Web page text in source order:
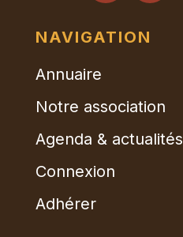
NAVIGATION
Annuaire
Notre association
Agenda & actualités
Connexion
Adhérer